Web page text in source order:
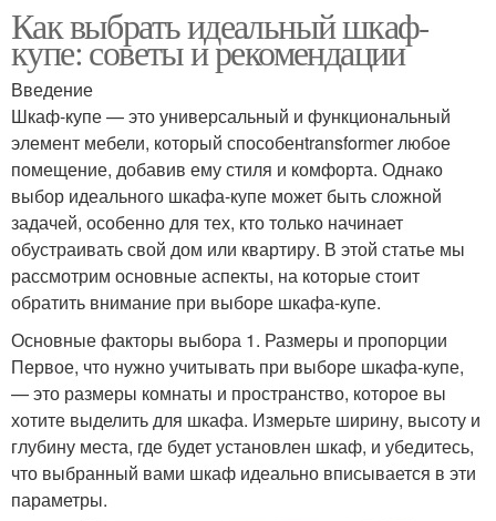
Как выбрать идеальный шкаф-
купе: советы и рекомендации
Введение
Шкаф-купе — это универсальный и функциональный
элемент мебели, который способенtransformer любое
помещение, добавив ему стиля и комфорта. Однако
выбор идеального шкафа-купе может быть сложной
задачей, особенно для тех, кто только начинает
обустраивать свой дом или квартиру. В этой статье мы
рассмотрим основные аспекты, на которые стоит
обратить внимание при выборе шкафа-купе.
Основные факторы выбора 1. Размеры и пропорции
Первое, что нужно учитывать при выборе шкафа-купе,
— это размеры комнаты и пространство, которое вы
хотите выделить для шкафа. Измерьте ширину, высоту и
глубину места, где будет установлен шкаф, и убедитесь,
что выбранный вами шкаф идеально вписывается в эти
параметры.